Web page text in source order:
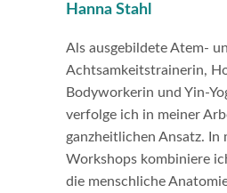
Hanna Stahl
Als ausgebildete Atem-
Achtsamkeitstrainerin,
Bodyworkerin und Yin-
verfolge ich in meiner
ganzheitlichen Ansatz. In
Workshops kombiniere
die menschliche